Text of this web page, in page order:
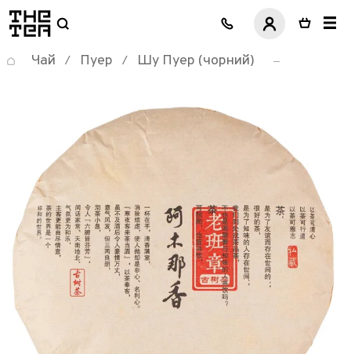
логотип
Чай / Пуер / Шу Пуер (чорний)